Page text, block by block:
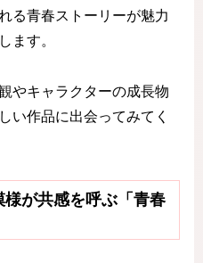
る青春ストーリーが魅力
ます。
やキャラクターの成長物
い作品に出会ってみてく
が共感を呼ぶ「青春